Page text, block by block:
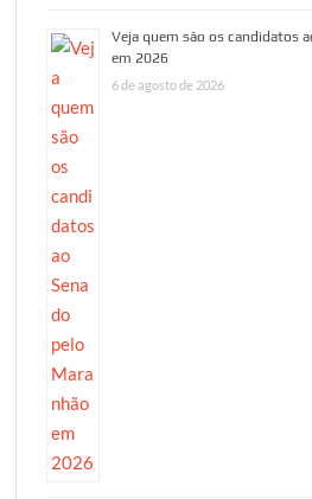
Veja quem são os candidatos
em 2026
6 de agosto de 2026